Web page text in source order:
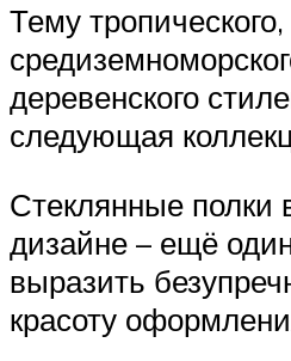
Тему
деревенского
следующая
Стеклянные полки
дизайне – ещё
выразить
красоту